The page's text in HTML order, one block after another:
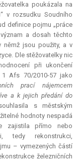
poukázala na
v rozsudku Soudního
definice pojmu „práce
a dosah těchto
němž jsou použity, a v
Dle stěžovatelky nic
při ukončení
Afs 70/2010-57 jako
prací nájemcem
a k jejich předání do
s městským
hodnoty nespadá
zajistila přímo nebo
tedy rekonstrukci,
– vymezených částí
železničních